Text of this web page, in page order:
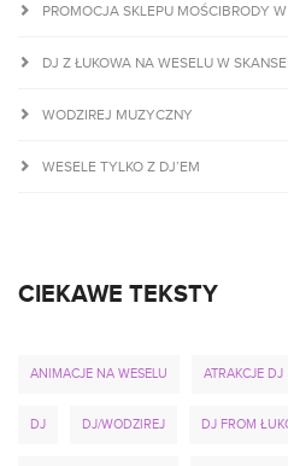
PROMOCJA SKLEPU MOŚCIBRODY
DJ Z ŁUKOWA NA WESELU W
WODZIREJ MUZYCZNY
WESELE TYLKO Z DJ’EM
CIEKAWE TEKSTY
ANIMACJE NA WESELU ATRAKCJE DJ
DJ DJ/WODZIREJ DJ FROM